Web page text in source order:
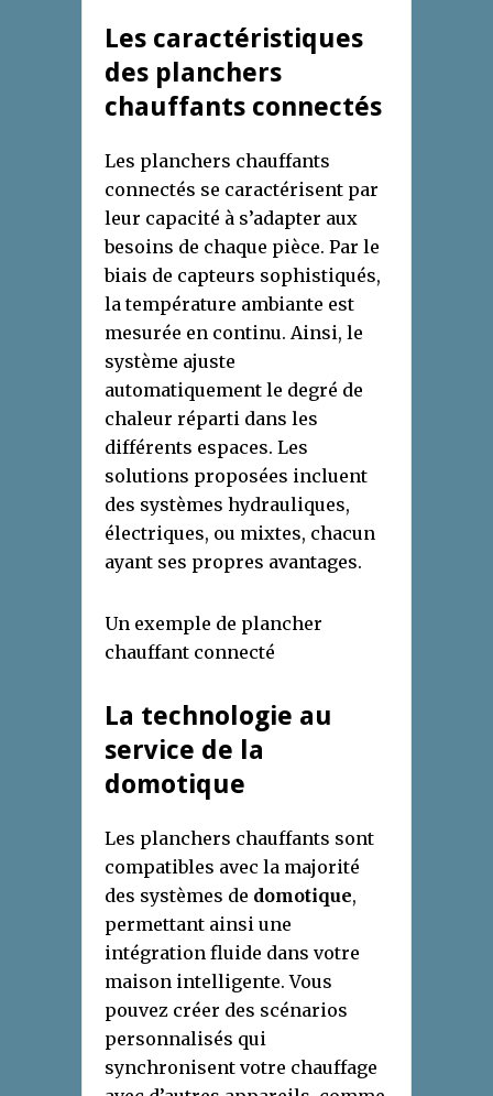
Les caractéristiques
des planchers
chauffants connectés
Les planchers chauffants
connectés se caractérisent par
leur capacité à s’adapter aux
besoins de chaque pièce. Par le
biais de capteurs sophistiqués,
la température ambiante est
mesurée en continu. Ainsi, le
système ajuste
automatiquement le degré de
chaleur réparti dans les
différents espaces. Les
solutions proposées incluent
des systèmes hydrauliques,
électriques, ou mixtes, chacun
ayant ses propres avantages.
Un exemple de plancher
chauffant connecté
La technologie au
service de la
domotique
Les planchers chauffants sont
compatibles avec la majorité
des systèmes de domotique,
permettant ainsi une
intégration fluide dans votre
maison intelligente. Vous
pouvez créer des scénarios
personnalisés qui
synchronisent votre chauffage